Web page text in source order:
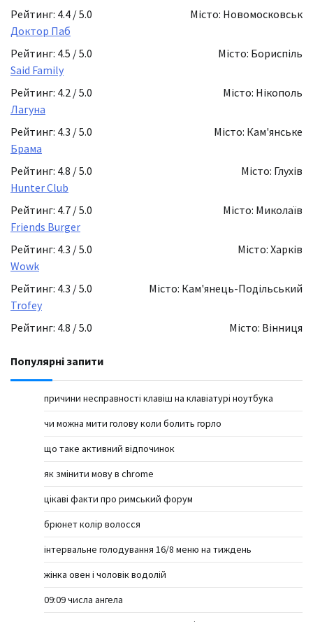
Рейтинг: 4.4 / 5.0
Місто: Новомосковськ
Доктор Паб
Рейтинг: 4.5 / 5.0
Місто: Бориспіль
Said Family
Рейтинг: 4.2 / 5.0
Місто: Нікополь
Лагуна
Рейтинг: 4.3 / 5.0
Місто: Кам'янське
Брама
Рейтинг: 4.8 / 5.0
Місто: Глухів
Hunter Club
Рейтинг: 4.7 / 5.0
Місто: Миколаїв
Friends Burger
Рейтинг: 4.3 / 5.0
Місто: Харків
Wowk
Рейтинг: 4.3 / 5.0
Місто: Кам'янець-Подільський
Trofey
Рейтинг: 4.8 / 5.0
Місто: Вінниця
Популярні запити
причини несправності клавіш на клавіатурі ноутбука
чи можна мити голову коли болить горло
що таке активний відпочинок
як змінити мову в chrome
цікаві факти про римський форум
брюнет колір волосся
інтервальне голодування 16/8 меню на тиждень
жінка овен і чоловік водолій
09:09 числа ангела